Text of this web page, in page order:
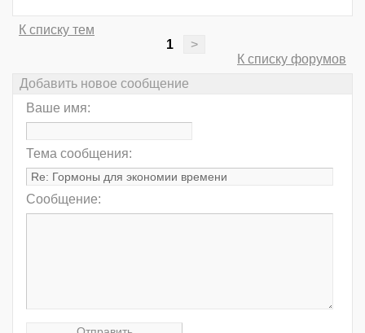
К списку тем
1
>
К списку форумов
Добавить новое сообщение
Ваше имя:
Тема сообщения:
Сообщение: